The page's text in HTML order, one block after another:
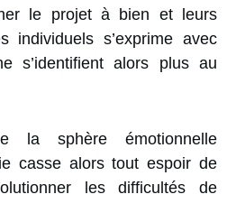
le projet à bien et leurs
individuels s’exprime avec
s’identifient alors plus au
la sphère émotionnelle
casse alors tout espoir de
les difficultés de